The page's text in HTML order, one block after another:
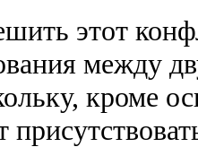
этот
между
кроме